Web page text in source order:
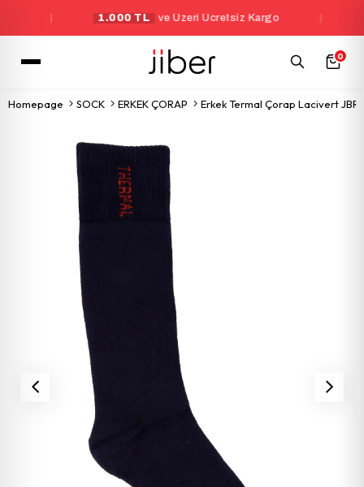
1.000 TL ve Üzeri Ücretsiz Kargo
0
Homepage SOCK ERKEK ÇORAP Erkek Termal Çorap Lacivert